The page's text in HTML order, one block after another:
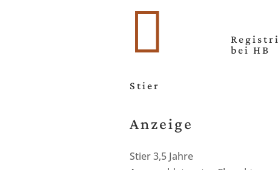

Stier
bei HB
Anzeige
Stier 3,5 Jahre